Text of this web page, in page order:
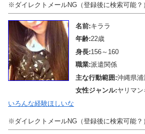
※ダイレクトメールNG（登録後に検索可能？
名前:キララ
年齢:22歳
身長:156～160
職業:派遣関係
主な行動範囲:沖縄県
女性ジャンル:ヤリマ
いろんな経験ほしいな
※ダイレクトメールNG（登録後に検索可能？